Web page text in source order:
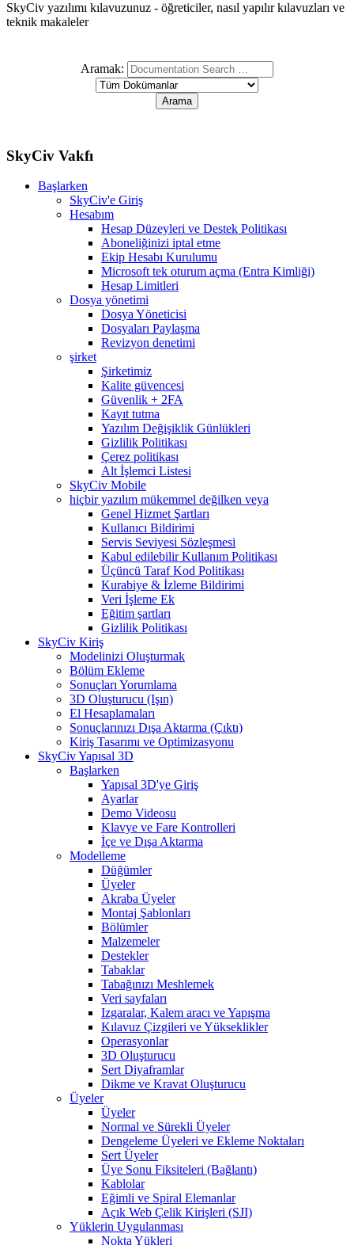
SkyCiv yazılımı kılavuzunuz - öğreticiler, nasıl yapılır kılavuzları ve
teknik makaleler
Aramak:
SkyCiv Vakfı
Başlarken
SkyCiv'e Giriş
Hesabım
Hesap Düzeyleri ve Destek Politikası
Aboneliğinizi iptal etme
Ekip Hesabı Kurulumu
Microsoft tek oturum açma (Entra Kimliği)
Hesap Limitleri
Dosya yönetimi
Dosya Yöneticisi
Dosyaları Paylaşma
Revizyon denetimi
şirket
Şirketimiz
Kalite güvencesi
Güvenlik + 2FA
Kayıt tutma
Yazılım Değişiklik Günlükleri
Gizlilik Politikası
Çerez politikası
Alt İşlemci Listesi
SkyCiv Mobile
hiçbir yazılım mükemmel değilken veya
Genel Hizmet Şartları
Kullanıcı Bildirimi
Servis Seviyesi Sözleşmesi
Kabul edilebilir Kullanım Politikası
Üçüncü Taraf Kod Politikası
Kurabiye & İzleme Bildirimi
Veri İşleme Ek
Eğitim şartları
Gizlilik Politikası
SkyCiv Kiriş
Modelinizi Oluşturmak
Bölüm Ekleme
Sonuçları Yorumlama
3D Oluşturucu (Işın)
El Hesaplamaları
Sonuçlarınızı Dışa Aktarma (Çıktı)
Kiriş Tasarımı ve Optimizasyonu
SkyCiv Yapısal 3D
Başlarken
Yapısal 3D'ye Giriş
Ayarlar
Demo Videosu
Klavye ve Fare Kontrolleri
İçe ve Dışa Aktarma
Modelleme
Düğümler
Üyeler
Akraba Üyeler
Montaj Şablonları
Bölümler
Malzemeler
Destekler
Tabaklar
Tabağınızı Meshlemek
Veri sayfaları
Izgaralar, Kalem aracı ve Yapışma
Kılavuz Çizgileri ve Yükseklikler
Operasyonlar
3D Oluşturucu
Sert Diyaframlar
Dikme ve Kravat Oluşturucu
Üyeler
Üyeler
Normal ve Sürekli Üyeler
Dengeleme Üyeleri ve Ekleme Noktaları
Sert Üyeler
Üye Sonu Fiksiteleri (Bağlantı)
Kablolar
Eğimli ve Spiral Elemanlar
Açık Web Çelik Kirişleri (SJI)
Yüklerin Uygulanması
Nokta Yükleri